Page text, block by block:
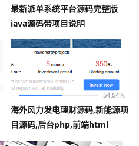
最新派单系统平台源码完整版
java源码带项目说明
海外风力发电理财源码,新能源项
目源码,后台php,前端html